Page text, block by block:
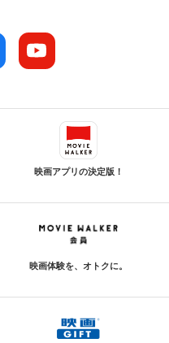
映画アプリの決定版！
映画体験を、オトクに。